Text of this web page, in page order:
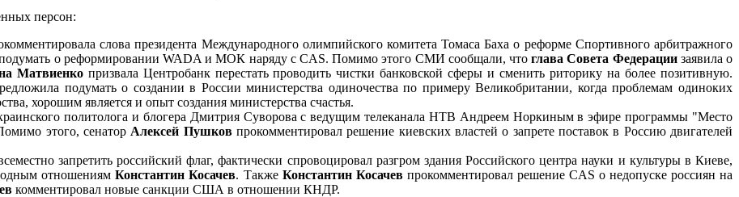
персон:
слова президента Международного олимпийского комитета Томаса Баха о реформе Спортивного арбитражного
подумать о реформировании WADA и МОК наряду с CAS. Помимо этого СМИ сообщали, чтоглава Совета Федерациизаявила о
Матвиенкопризвала Центробанк перестать проводить чистки банковской сферы и сменить риторику на более позитивную.
подумать о создании в России министерства одиночества по примеру Великобритании, когда проблемам одиноких
хорошим является и опыт создания министерства счастья.
политолога и блогера Дмитрия Суворова с ведущим телеканала НТВ Андреем Норкиным в эфире программы "Место
этого, сенатор Алексей Пушковпрокомментировал решение киевских властей о запрете поставок в Россию двигателей
запретить российский флаг, фактически спровоцировал разгром здания Российского центра науки и культуры в Киеве,
отношениямКонстантин Косачев. Также Константин Косачевпрокомментировал решение CAS о недопуске россиян на
комментировал новые санкции США в отношении КНДР.